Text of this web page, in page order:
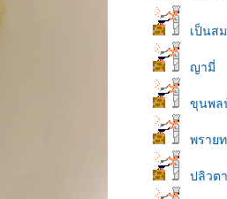
เป็นส
ญามี่
ขุนพล
พราย
ปลิวต